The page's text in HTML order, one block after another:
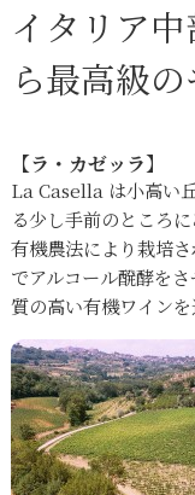
イタリア
ら最高級
【ラ・カゼッラ】
La Casella は小高い
る少し手前のところ
有機農法により栽培
でアルコール醗酵を
質の高い有機ワインを